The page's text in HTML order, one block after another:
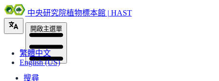
中央研究院植物標本館 | HAST
繁體中文
English (US)
開啟主選單
搜尋